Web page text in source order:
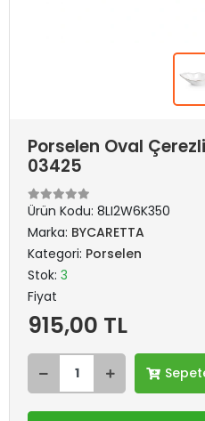
Porselen Oval
03425
Ürün Kodu: 8LI2W6K350
Marka: BYCARETTA
Kategori: Porselen
Stok: 3
Fiyat
915,00 TL